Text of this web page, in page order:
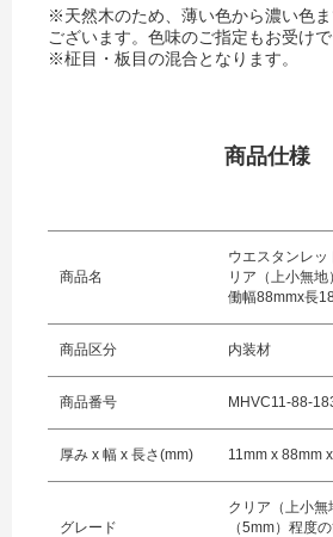
※天然木のため、薄い色から濃い色
ございます。色味のご指定もお受けで
※柾目・板目の混合となります。
商品仕様
商品名
ウエスタンレッ
リア（上小無
働幅88mmx長
商品区分 内装材
商品番号 MHVC11-88-
厚み x 幅 x 長さ(mm) 11mm x 88mm
グレード
クリア（上小
（5mm）程度